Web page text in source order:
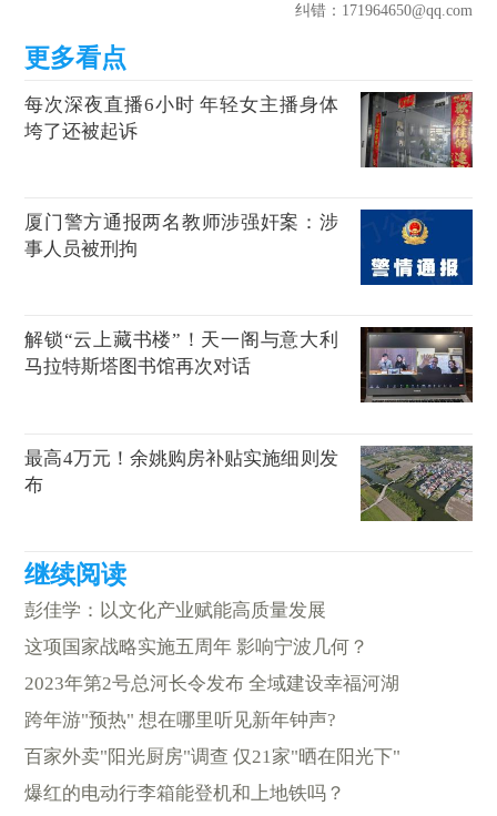
纠错：171964650@qq.com
每次深夜直播6小时 年轻女主播身体
垮了还被起诉
厦门警方通报两名教师涉强奸案：涉
事人员被刑拘
解锁“云上藏书楼”！天一阁与意大利
马拉特斯塔图书馆再次对话
最高4万元！余姚购房补贴实施细则发
布
彭佳学：以文化产业赋能高质量发展
这项国家战略实施五周年 影响宁波几何？
2023年第2号总河长令发布 全域建设幸福河湖
跨年游"预热" 想在哪里听见新年钟声?
百家外卖"阳光厨房"调查 仅21家"晒在阳光下"
爆红的电动行李箱能登机和上地铁吗？